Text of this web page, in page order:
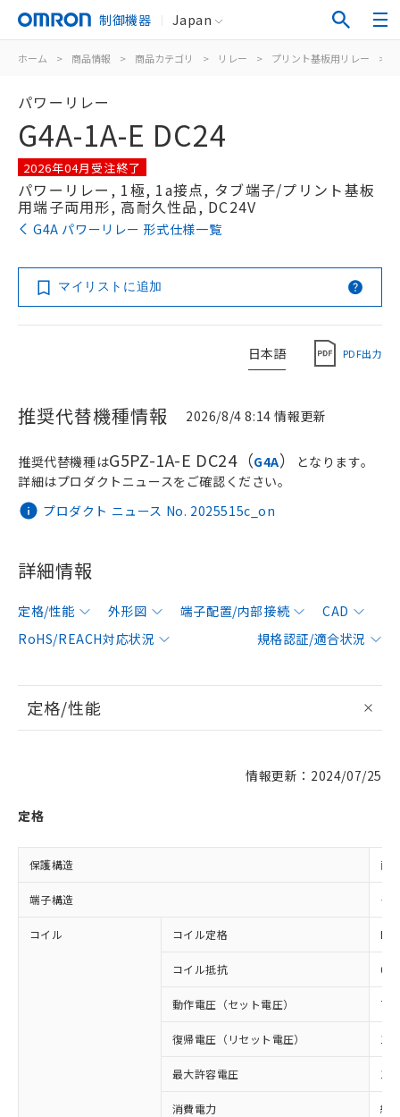
制御機器 Japan
ホーム > 商品情報 > 商品カテゴリ > リレー > プリント基板用リレー >
パワーリレー
G4A-1A-E DC24
2026年04月受注終了
パワーリレー, 1極, 1a接点, タブ端子/プリント基板
用端子両用形, 高耐久性品, DC24V
G4A パワーリレー 形式仕様一覧
マイリストに追加
日本語 PDF出力
推奨代替機種情報 2026/8/4 8:14 情報更新
プロダクト ニュース No. 2025515c_on
推奨代替機種はG5PZ-1A-E DC24（G4A）
となります。
詳細はプロダクトニュースをご確認ください。
詳細情報
定格/性能 外形図 端子配置/内部接続
CAD
RoHS/REACH対応状況
規格認証/適合状況
定格/性能
情報更新：2024/07/25
定格
保護構造 耐
端子構造 タ
コイル コイル定格
コイル抵抗
動作電圧（セット電圧）
復帰電圧（リセット電圧）
最大許容電圧
消費電力 約